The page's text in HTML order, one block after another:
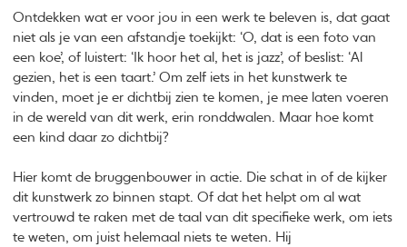
Ontdekken wat er voor jou in een werk te beleven is, dat gaat
niet als je van een afstandje toekijkt: ‘O, dat is een foto van
een koe’, of luistert: ‘Ik hoor het al, het is jazz’, of beslist: ‘Al
gezien, het is een taart.’ Om zelf iets in het kunstwerk te
vinden, moet je er dichtbij zien te komen, je mee laten voeren
in de wereld van dit werk, erin ronddwalen. Maar hoe komt
een kind daar zo dichtbij?
Hier komt de bruggenbouwer in actie. Die schat in of de kijker
dit kunstwerk zo binnen stapt. Of dat het helpt om al wat
vertrouwd te raken met de taal van dit specifieke werk, om iets
te weten, om juist helemaal niets te weten. Hij